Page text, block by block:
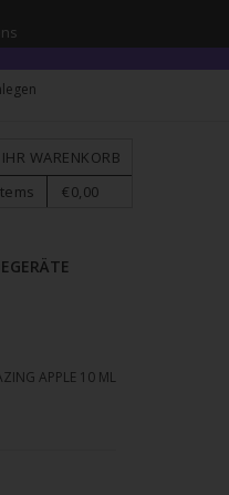
IHR WARENKORB
€0,00
APPLE 10 ML